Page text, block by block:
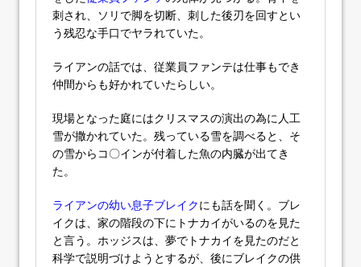
刺され、ソリで脚を切断、刺した後刃を回すとい
う残忍な手口でヤラれていた。
ライアンの話では、従業員ファンテは仕事もでき
仲間からも好かれていたらしい。
現場となった庭にはクリスマスの演出の為に人工
雪が撒かれていた。残っている雪を調べると、そ
の雪からコ〇インが付着した魚の内臓が出てき
た。
ライアンの幼い息子ブレイクにも話を聞く。ブレ
イクは、家の階段の下にトナカイがいるのを見た
と言う。ホッジスは、夢でトナカイを見たのだと
科学で説明づけようとするが、後にブレイクの供